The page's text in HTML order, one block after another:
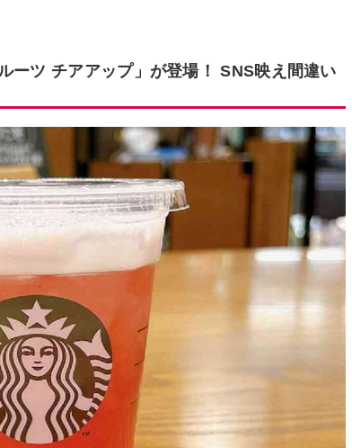
ーツ チアアップ」が登場！ SNS映え間違い